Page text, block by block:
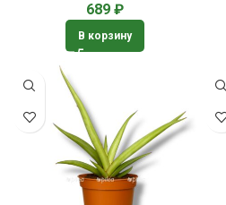
689 ₽
В корзину